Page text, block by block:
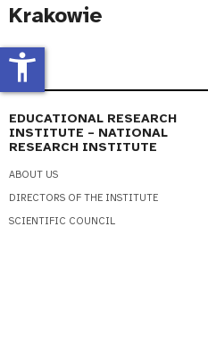
Krakowie
EDUCATIONAL RESEARCH
INSTITUTE – NATIONAL
RESEARCH INSTITUTE
ABOUT US
DIRECTORS OF THE INSTITUTE
SCIENTIFIC COUNCIL
accessibility_new